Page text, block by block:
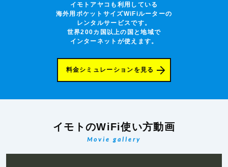
イモトアヤコも利用している
海外用ポケットサイズWiFiルーターの
レンタルサービスです。
世界200カ国以上の国と地域で
インターネットが使えます。
料金シミュレーションを見る
イモトのWiFi使い方動画
Movie gallery